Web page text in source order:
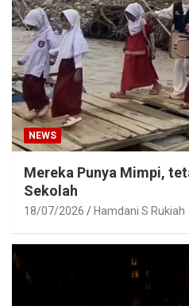
NEWS
Mereka Punya Mimpi,
Sekolah
18/07/2026 Hamdani S Rukiah